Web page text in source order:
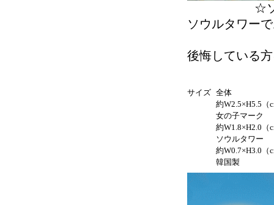
☆
ソウルタワー
後悔している
サイズ 全体
約W2.5×H5.5（
女の子マーク
約W1.8×H2.0（
ソウルタワー
約W0.7×H3.0（
韓国製